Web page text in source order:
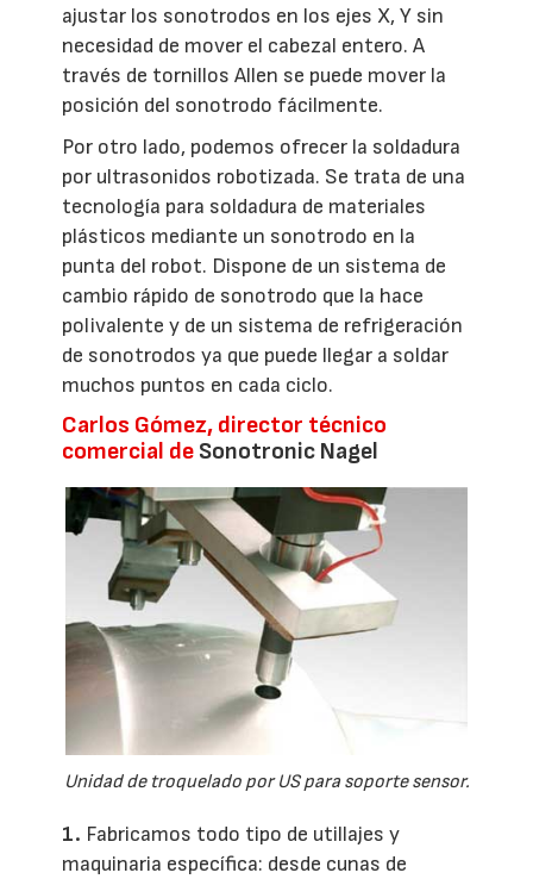
ajustar los sonotrodos en los ejes X, Y sin
necesidad de mover el cabezal entero. A
través de tornillos Allen se puede mover la
posición del sonotrodo fácilmente.
Por otro lado, podemos ofrecer la soldadura
por ultrasonidos robotizada. Se trata de una
tecnología para soldadura de materiales
plásticos mediante un sonotrodo en la
punta del robot. Dispone de un sistema de
cambio rápido de sonotrodo que la hace
polivalente y de un sistema de refrigeración
de sonotrodos ya que puede llegar a soldar
muchos puntos en cada ciclo.
Carlos Gómez, director técnico
comercial de Sonotronic Nagel
Unidad de troquelado por US para soporte sensor.
1. Fabricamos todo tipo de utillajes y
maquinaria específica: desde cunas de